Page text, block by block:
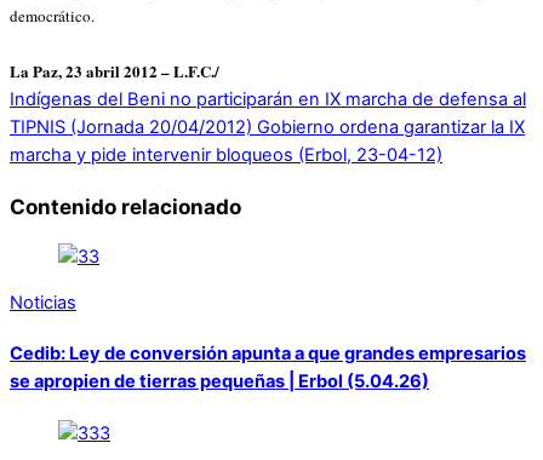
democrático.
La Paz, 23 abril 2012 – L.F.C./
Indígenas del Beni no participarán en IX marcha de defensa al
TIPNIS (Jornada 20/04/2012) Gobierno ordena garantizar la IX
marcha y pide intervenir bloqueos (Erbol, 23-04-12)
Contenido relacionado
Noticias
Cedib: Ley de conversión apunta a que grandes empresarios
se apropien de tierras pequeñas | Erbol (5.04.26)